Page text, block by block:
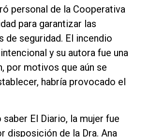
personal de la Cooperativa
para garantizar las
de seguridad. El incendio
y su autora fue una
por motivos que aún se
habría provocado el
saber El Diario, la mujer fue
disposición de la Dra. Ana